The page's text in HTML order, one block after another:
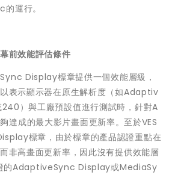
運行。
前效能評估條件
Display標章提供一個效能層級，
表示顯示器在原生解析度（如Adaptiv
）與工廠預設值進行測試時，針對A
成的最大影片畫面更新率。至於VES
標章，由於標章的產品認證重點在
非高畫面更新率，因此沒有提供效能層
的AdaptiveSync Display或MediaSy